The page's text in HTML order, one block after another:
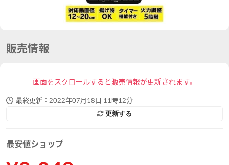
販売情報
画面をスクロールすると販売情報が更新されます。
最終更新： 2022年07月18日 11時12分
更新する
最安値ショップ